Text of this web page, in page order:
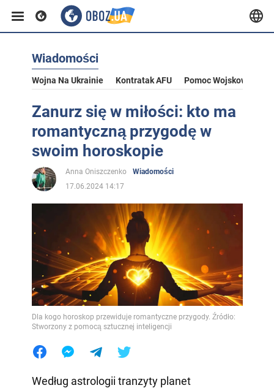
Wiadomości
Wojna Na Ukrainie Kontratak AFU Pomoc Wojskowa Dla
Zanurz się w miłości: kto ma
romantyczną przygodę w
swoim horoskopie
Anna Oniszczenko
Wiadomości
17.06.2024 14:17
Dla kogo horoskop przewiduje romantyczne przygody. Źródło:
Stworzony z pomocą sztucznej inteligencji
Według astrologii tranzyty planet